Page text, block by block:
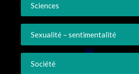
Sciences
Sexualité – sentimentalité
Société